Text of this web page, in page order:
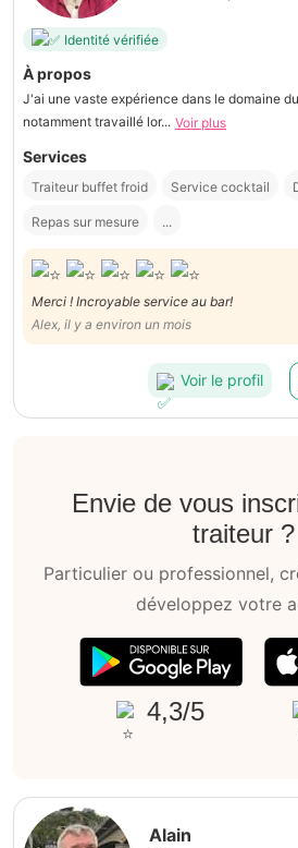
Identité vérifiée
À propos
J'ai une vaste expérience dans le domaine
notamment travaillé lor... Voir plus
Services
Traiteur buffet froid Service cocktail
Repas sur mesure ...
Merci ! Incroyable service au bar!
Alex, il y a environ un mois
Voir le profil
Envie de vous
traiteur ?
Particulier ou professionnel,
développez votre
4,3/5
Alain